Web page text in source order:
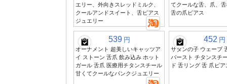
エリー、外向きスレッドミルク、
クールアンドスイート、舌ピアス
ジュエリー
てクールな舌、爪、
舌の爪ピアス
539 円
オーナメント 超美しいキャッツア
イ ストーン 舌爪 飲み込み ホット
ガール 舌爪 医療用チタンスチール
甘くてクールなパンクジュエリー
452 円
サタンの子 ウェーブ
バースト チタンスチ
ド 舌リング 舌 爪ピ